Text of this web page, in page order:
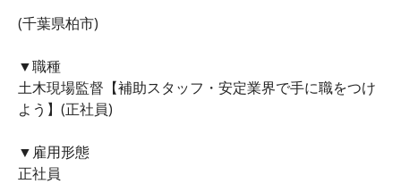
(千葉県柏市)
▼職種
土木現場監督【補助スタッフ・安定業界で手に職をつけ
よう】(正社員)
▼雇用形態
正社員